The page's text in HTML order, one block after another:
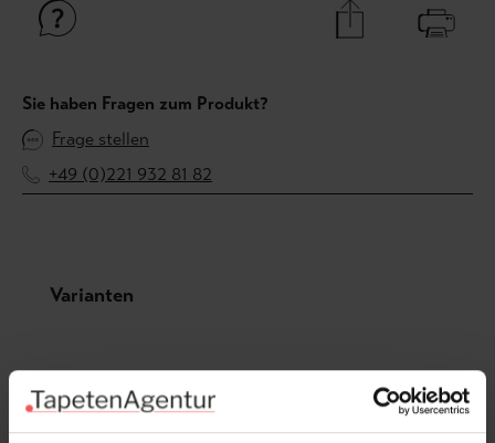
Sie haben Fragen zum Produkt?
Frage stellen
+49 (0)221 932 81 82
Produktgalerie überspringen
Varianten